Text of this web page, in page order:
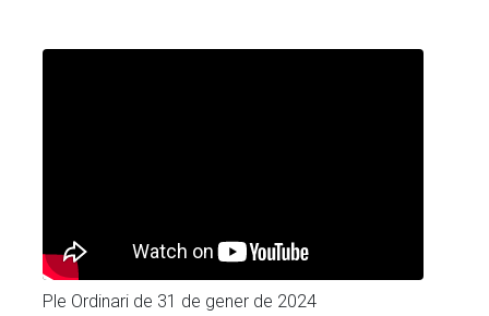
Ple Ordinari de 31 de gener de 2024